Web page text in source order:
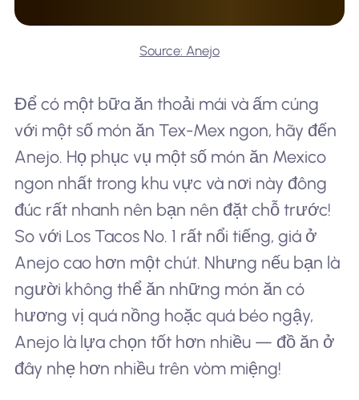
Source: Anejo
Để có một bữa ăn thoải mái và ấm cúng
với một số món ăn Tex-Mex ngon, hãy đến
Anejo. Họ phục vụ một số món ăn Mexico
ngon nhất trong khu vực và nơi này đông
đúc rất nhanh nên bạn nên đặt chỗ trước!
So với Los Tacos No. 1 rất nổi tiếng, giá ở
Anejo cao hơn một chút. Nhưng nếu bạn là
người không thể ăn những món ăn có
hương vị quá nồng hoặc quá béo ngậy,
Anejo là lựa chọn tốt hơn nhiều — đồ ăn ở
đây nhẹ hơn nhiều trên vòm miệng!